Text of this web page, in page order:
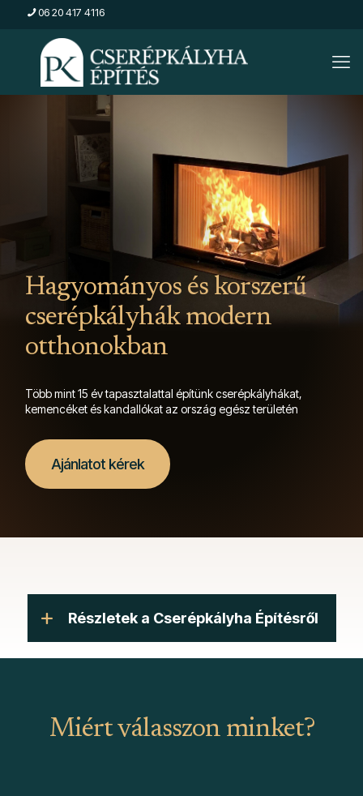
06 20 417 4116
Hagyományos és korszerű
cserépkályhák modern
otthonokban
Több mint 15 év tapasztalattal építünk cserépkályhákat,
kemencéket és kandallókat az ország egész területén
Ajánlatot kérek
Részletek a Cserépkályha Építésről
Miért válasszon minket?